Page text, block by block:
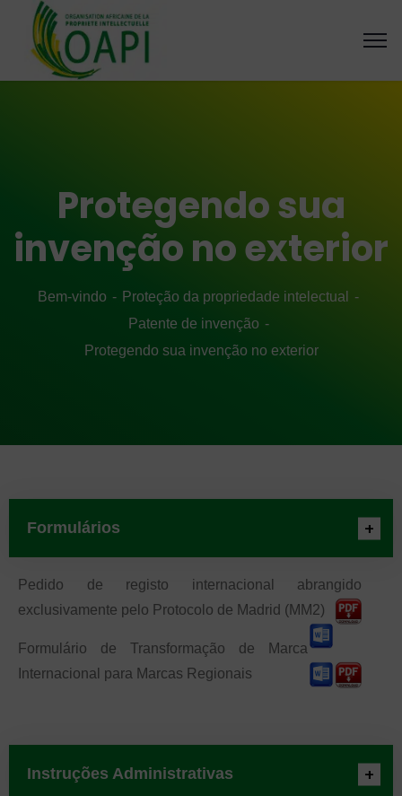
Protegendo sua
invenção no exterior
Bem-vindo
Proteção da propriedade intelectual
Patente de invenção
Protegendo sua invenção no exterior
Formulários
Pedido de registo internacional abrangido
exclusivamente pelo Protocolo de Madrid (MM2)
Formulário de Transformação de Marca
Internacional para Marcas Regionais
Instruções Administrativas